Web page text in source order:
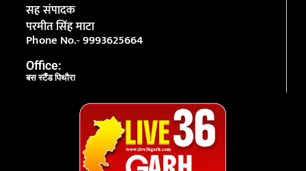
सह संपादक
परमीत सिंह माटा
Phone No.- 9993625664
Office:
बस स्टैंड पिथौरा